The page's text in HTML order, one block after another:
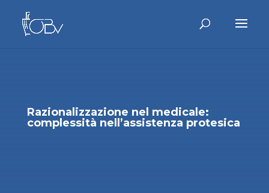
Razionalizzazione nel medicale:
complessità nell’assistenza protesica